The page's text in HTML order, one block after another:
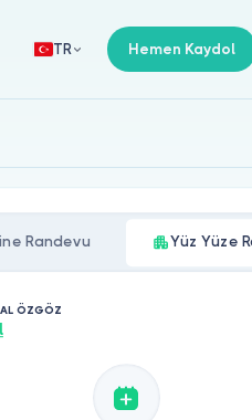
TR Hemen Kaydol
Randevu Yüz Yüze
ÖZGÖZ